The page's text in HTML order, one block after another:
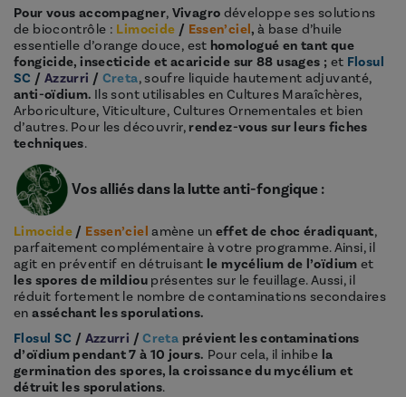
Pour vous accompagner, Vivagro développe ses solutions
de biocontrôle : Limocide / Essen’ciel, à base d’huile
essentielle d’orange douce, est homologué en tant que
fongicide, insecticide et acaricide sur 88 usages ; et Flosul
SC / Azzurri / Creta, soufre liquide hautement adjuvanté,
anti-oïdium. Ils sont utilisables en Cultures Maraîchères,
Arboriculture, Viticulture, Cultures Ornementales et bien
d’autres. Pour les découvrir, rendez-vous sur leurs fiches
techniques.
Vos alliés dans la lutte anti-fongique :
Limocide / Essen’ciel amène un effet de choc éradiquant,
parfaitement complémentaire à votre programme. Ainsi, il
agit en préventif en détruisant le mycélium de l’oïdium et
les spores de mildiou présentes sur le feuillage. Aussi, il
réduit fortement le nombre de contaminations secondaires
en asséchant les sporulations.
Flosul SC / Azzurri /Creta prévient les contaminations
d’oïdium pendant 7 à 10 jours. Pour cela, il inhibe la
germination des spores, la croissance du mycélium et
détruit les sporulations.